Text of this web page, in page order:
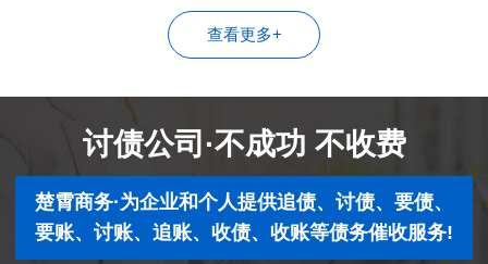
查看更多+
讨债公司·不成功 不收费
楚霄商务·为企业和个人提供追债、讨债、要债、
要账、讨账、追账、收债、收账等债务催收服务!